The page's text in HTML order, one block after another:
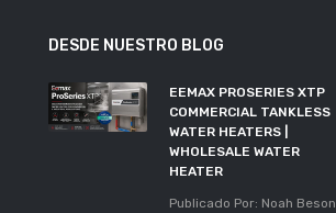
DESDE NUESTRO BLOG
EEMAX PROSERIES XTP
COMMERCIAL TANKLESS
WATER HEATERS |
WHOLESALE WATER
HEATER
Publicado Por: Noah Beson